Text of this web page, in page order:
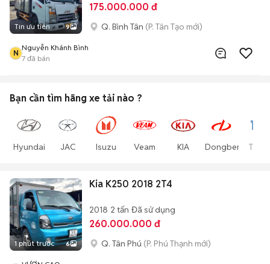
Tin ưu tiên 9
175.000.000 đ
Q. Bình Tân (P. Tân Tạo mới)
N
Nguyễn Khánh Bình
7 đã bán
Bạn cần tìm hãng xe tải nào ?
Hyundai JAC Isuzu Veam KIA Dongben
1 phút trước 6
Kia K250 2018 2T4
2018 2 tấn Đã sử dụng
260.000.000 đ
Q. Tân Phú (P. Phú Thạnh mới)